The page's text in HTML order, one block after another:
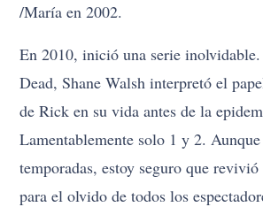
/María en 2002.
En 2010, inició una serie
Dead, Shane Walsh interpretó el
de Rick en su vida antes de la
Lamentablemente solo 1 y 2.
temporadas, estoy seguro que
para el olvido de todos los